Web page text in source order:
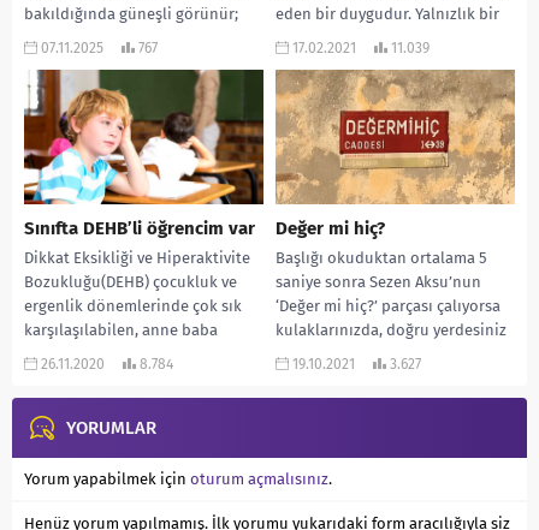
bakıldığında güneşli görünür;
ama içinde uzun bir kış
böyledir. Kişi bunu...
07.11.2025 767
eden bir duygudur. Yalnızlık bir
tercih meselesi değil...
17.02.2021 11.039
Sınıfta DEHB’li öğrencim var
Dikkat Eksikliği ve Hiperaktivite
Bozukluğu(DEHB) çocukluk ve
ergenlik dönemlerinde çok sık
karşılaşılabilen, anne baba
tutumlarıyla doğrudan ilişkili
26.11.2020 8.784
Değer mi hiç?
Başlığı okuduktan ortalama 5
saniye sonra Sezen Aksu’nun
‘Değer mi hiç?’ parçası çalıyorsa
kulaklarınızda, doğru yerdesiniz
🙂 Bir işi yaptığınızda...
19.10.2021 3.627
YORUMLAR
Yorum yapabilmek için oturum açmalısınız.
Henüz yorum yapılmamış. İlk yorumu yukarıdaki form aracılığıyla siz